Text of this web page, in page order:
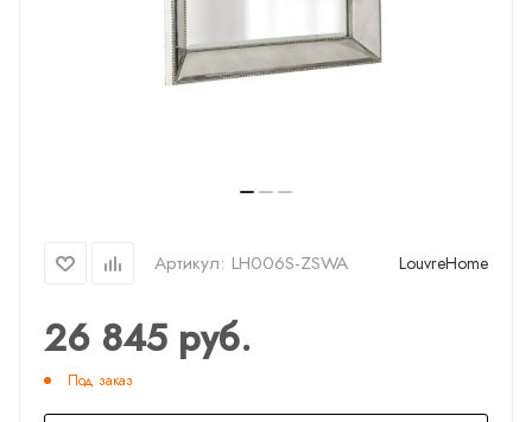
Артикул: LH006S-ZSWA LouvreHome
26 845 руб.
Под заказ